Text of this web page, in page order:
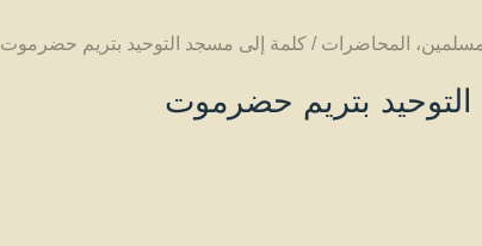
، المحاضرات / كلمة إلى مسجد التوحيد بتريم حضرموت
بتريم حضرموت